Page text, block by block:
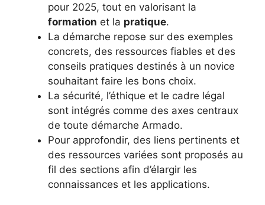
pour 2025, tout en valorisant la
formation et la pratique.
La démarche repose sur des exemples
concrets, des ressources fiables et des
conseils pratiques destinés à un novice
souhaitant faire les bons choix.
La sécurité, l’éthique et le cadre légal
sont intégrés comme des axes centraux
de toute démarche Armado.
Pour approfondir, des liens pertinents et
des ressources variées sont proposés au
fil des sections afin d’élargir les
connaissances et les applications.